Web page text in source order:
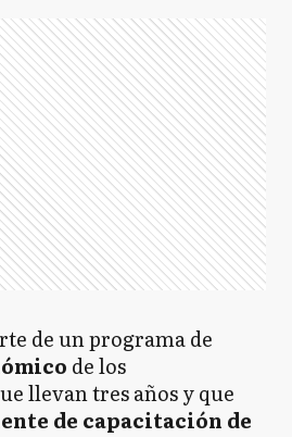
de un programa de
de los
llevan tres años y que
de capacitación de